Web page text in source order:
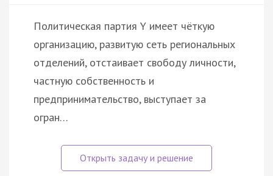
Политическая партия Y имеет чёткую
организацию, развитую сеть региональных
отделений, отстаивает свободу личности,
частную собственность и
предпринимательство, выступает за
огран…